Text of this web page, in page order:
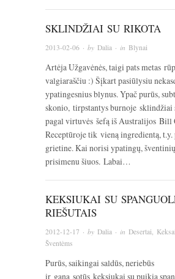
SKLINDŽIAI SU RIKOTA
2013-02-06 · by Dalia · in Blynai
Artėja Užgavėnės, taigi pats metas
valgiaraščiu :) Šįkart pasiūlysiu
ypatingesnius blynus. Ypač purūs,
skonio, tirpstantys burnoje sklindžiai
pagal virtuvės šefą iš Australijos Bill
Receptūroje tik vieną ingredientą, t.y.
grietine. Kai norisi ypatingų,
prisimenu šiuos. Labai…
KEKSIUKAI SU
RIEŠUTAIS
2012-12-17 · by Dalia · in Desertai,
Šventėms
Purūs, saikingai saldūs, neriebūs
ir gana sotūs keksiukai su puikia